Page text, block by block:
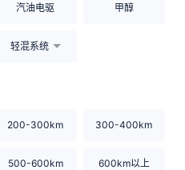
汽油电驱 甲醇
轻混系统
200-300km 300-400km
500-600km 600km以上